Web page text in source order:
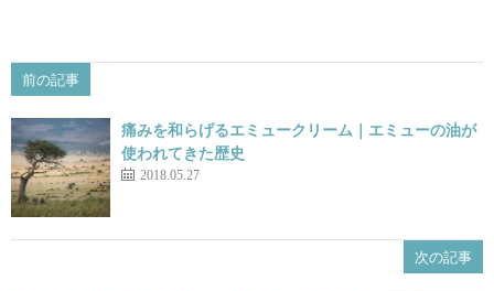
前の記事
痛みを和らげるエミュークリーム｜エミューの油が
使われてきた歴史
2018.05.27
次の記事